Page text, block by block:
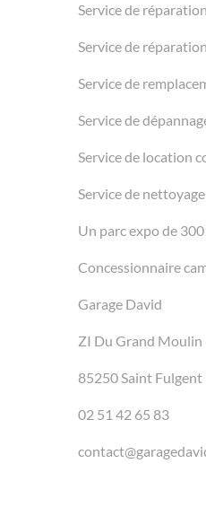
Service de
Service de
Service de
Service de
Service de location
Service de nettoyage
Un parc expo de
Concessionnaire
Garage David
ZI Du Grand Moulin
85250 Saint Fulgent
02 51 42 65 83